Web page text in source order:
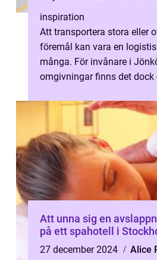
inspiration
Att transportera stora eller
föremål kan vara en
många. För invånare i
omgivningar finns det dock
Att unna sig en
på ett spahotell i
27 december 2024
Alice